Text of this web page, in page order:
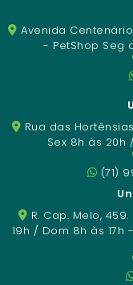
Avenida
- PetShop Seg
Rua das
Sex 8h às 20h
(71)
R. Cap. Melo,
19h / Dom 8h às 17h